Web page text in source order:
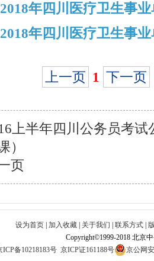
2018年四川医疗卫生事
2018年四川医疗卫生事
上一页 1 下一页
上半年四川公务员考
）
页
设为首页 加入收藏 关于我们 联系方式
Copyright©1999-2018 北京
ICP备10218183号 京ICP证161188号 京公网